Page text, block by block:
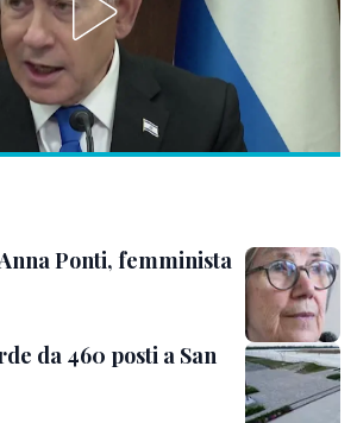
Ponti, femminista
da 460 posti a San